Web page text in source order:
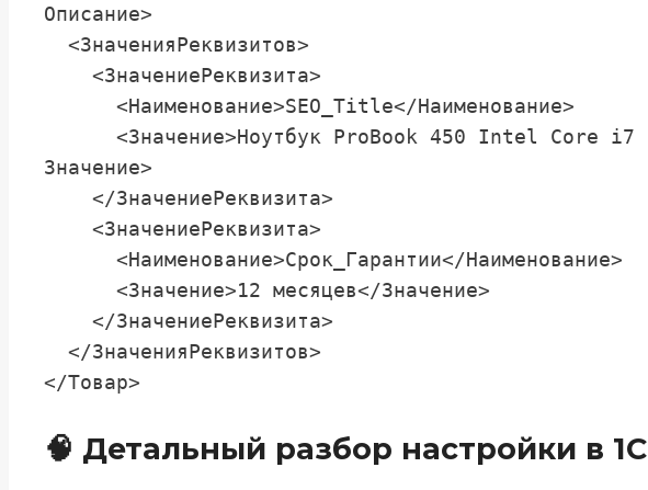
Описание>
Значение>
🧠 Детальный разбор настройки в 1С